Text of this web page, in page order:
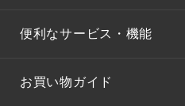
便利なサービス・機能
お買い物ガイド